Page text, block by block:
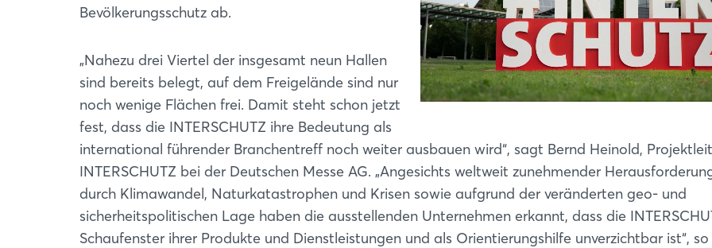
Bevölkerungsschutz ab.
„Nahezu drei Viertel der insgesamt neun Hallen
sind bereits belegt, auf dem Freigelände sind nur
noch wenige Flächen frei. Damit steht schon jetzt
fest, dass die INTERSCHUTZ ihre Bedeutung als
international führender Branchentreff noch weiter ausbauen wird“, sagt Bernd Heinold,
INTERSCHUTZ bei der Deutschen Messe AG. „Angesichts weltweit zunehmender
durch Klimawandel, Naturkatastrophen und Krisen sowie aufgrund der veränderten geo- und
sicherheitspolitischen Lage haben die ausstellenden Unternehmen erkannt, dass die
Schaufenster ihrer Produkte und Dienstleistungen und als Orientierungshilfe unverzichtbar ist“, so